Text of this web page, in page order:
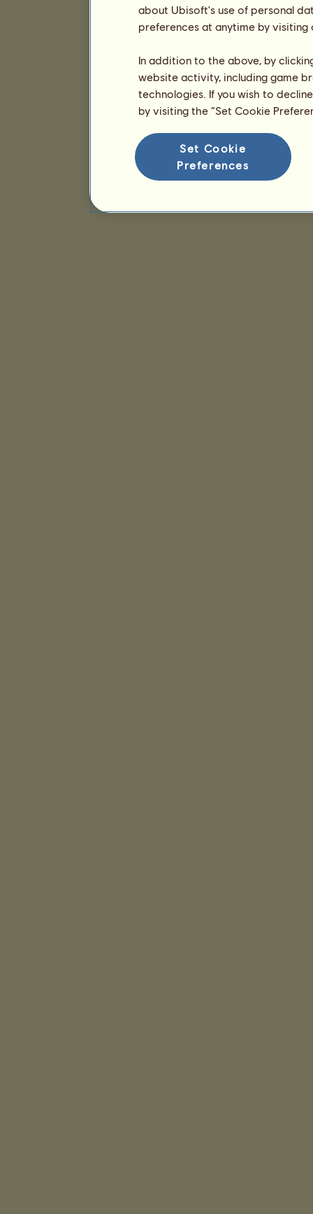
about Ubisoft's use of personal
preferences at anytime by
In addition to the above, by
website activity, including game
technologies. If you wish to
by visiting the “Set Cookie
Set Cookie
Preferences